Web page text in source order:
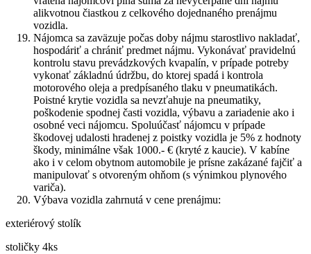
alikvotnou čiastkou z celkového dojednaného prenájmu
vozidla.
Nájomca sa zaväzuje počas doby nájmu starostlivo nakladať,
hospodáriť a chrániť predmet nájmu. Vykonávať pravidelnú
kontrolu stavu prevádzkových kvapalín, v prípade potreby
vykonať základnú údržbu, do ktorej spadá i kontrola
motorového oleja a predpísaného tlaku v pneumatikách.
Poistné krytie vozidla sa nevzťahuje na pneumatiky,
poškodenie spodnej časti vozidla, výbavu a zariadenie ako i
osobné veci nájomcu. Spoluúčasť nájomcu v prípade
škodovej udalosti hradenej z poistky vozidla je 5% z hodnoty
škody, minimálne však 1000.- € (kryté z kaucie). V kabíne
ako i v celom obytnom automobile je prísne zakázané fajčiť a
manipulovať s otvoreným ohňom (s výnimkou plynového
variča).
Výbava vozidla zahrnutá v cene prenájmu:
exteriérový stolík
stoličky 4ks